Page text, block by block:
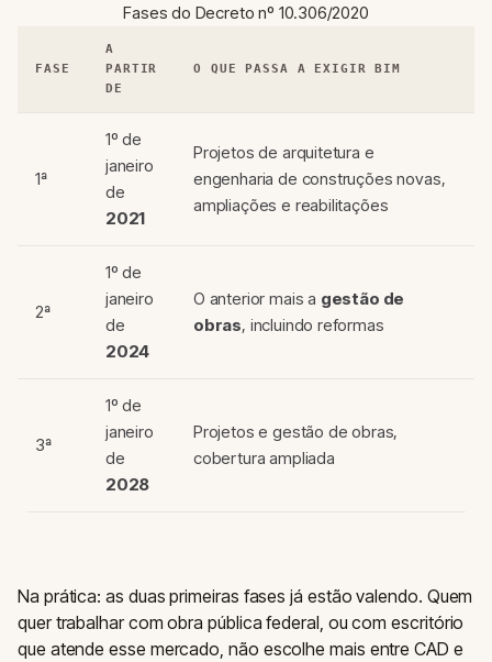
Fases do Decreto nº 10.306/2020
FASE
A
PARTIR
DE
O QUE PASSA A EXIGIR BIM
1ª
1º de
janeiro
de
2021
Projetos de arquitetura e
engenharia de construções novas,
ampliações e reabilitações
2ª
1º de
janeiro
de
2024
O anterior mais a gestão de
obras, incluindo reformas
3ª
1º de
janeiro
de
2028
Projetos e gestão de obras,
cobertura ampliada
Na prática: as duas primeiras fases já estão valendo. Quem
quer trabalhar com obra pública federal, ou com escritório
que atende esse mercado, não escolhe mais entre CAD e